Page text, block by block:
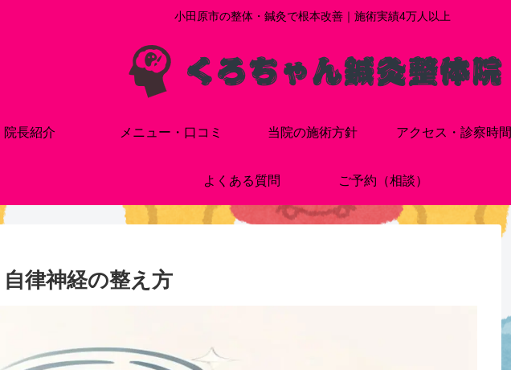
小田原市の整体・鍼灸で根本改善｜施術実績4万人以上
院長紹介 メニュー・口コミ 当院の施術方針 アクセス・診察時間
よくある質問 ご予約（相談）
律神経の整え方